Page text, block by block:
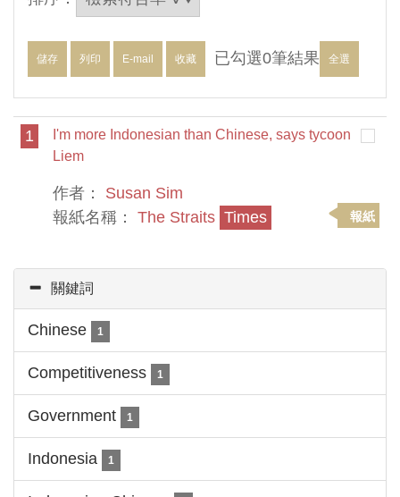
儲存 列印 E-mail 收藏 已勾選0筆結果 全選
1
I'm more Indonesian than Chinese, says tycoon
Liem
作者： Susan Sim
報紙名稱： The Straits Times 報紙
關鍵詞
Chinese 1
Competitiveness 1
Government 1
Indonesia 1